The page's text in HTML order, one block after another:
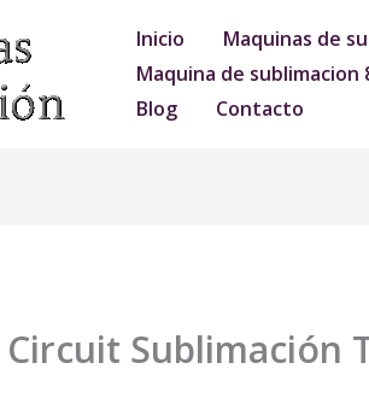
Inicio Maquinas de
Maquina de sublimacion
Blog
Contacto
Circuit Sublimación